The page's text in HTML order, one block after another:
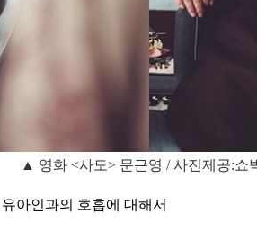
▲ 영화 <사도> 문근영 / 사진제공:쇼
아인과의 호흡에 대해서